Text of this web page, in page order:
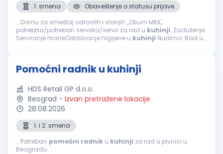
1. smena
Obaveštenje o statusu prijave
...Domu za smeštaj odraslih i starijih ,,Otium MKK‚‚
potrebna/potreban servirka/servir za rad u kuhinji. Zaduženje:
Serviranje hraneOdržavanje higijene u kuhinji Nudimo: Rad u
Pomoćni radnik u kuhinji
HDS Retail GP d.o.o.
Beograd - Izvan pretražene lokacije
28.08.2026
1. i 2. smena
...Potreban pomoćni radnik u kuhinji za rad u pivnici u
Beogradu....